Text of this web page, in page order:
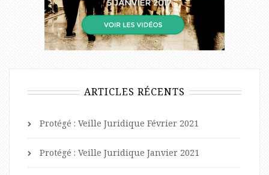
ARTICLES RÉCENTS
Protégé : Veille Juridique Février 2021
Protégé : Veille Juridique Janvier 2021